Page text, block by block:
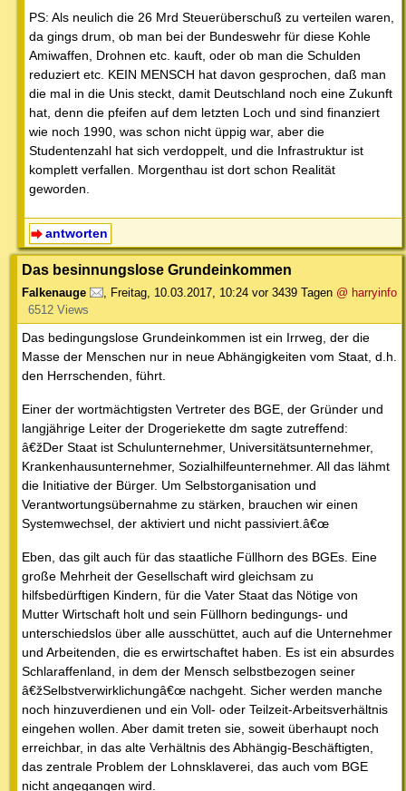
PS: Als neulich die 26 Mrd Steuerüberschuß zu verteilen waren,
da gings drum, ob man bei der Bundeswehr für diese Kohle
Amiwaffen, Drohnen etc. kauft, oder ob man die Schulden
reduziert etc. KEIN MENSCH hat davon gesprochen, daß man
die mal in die Unis steckt, damit Deutschland noch eine Zukunft
hat, denn die pfeifen auf dem letzten Loch und sind finanziert
wie noch 1990, was schon nicht üppig war, aber die
Studentenzahl hat sich verdoppelt, und die Infrastruktur ist
komplett verfallen. Morgenthau ist dort schon Realität
geworden.
antworten
Das besinnungslose Grundeinkommen
Falkenauge , Freitag, 10.03.2017, 10:24 vor 3439 Tagen @ harryinfo
6512 Views
Das bedingungslose Grundeinkommen ist ein Irrweg, der die
Masse der Menschen nur in neue Abhängigkeiten vom Staat, d.h.
den Herrschenden, führt.
Einer der wortmächtigsten Vertreter des BGE, der Gründer und
langjährige Leiter der Drogeriekette dm sagte zutreffend:
â€žDer Staat ist Schulunternehmer, Universitätsunternehmer,
Krankenhausunternehmer, Sozialhilfeunternehmer. All das lähmt
die Initiative der Bürger. Um Selbstorganisation und
Verantwortungsübernahme zu stärken, brauchen wir einen
Systemwechsel, der aktiviert und nicht passiviert.â€œ
Eben, das gilt auch für das staatliche Füllhorn des BGEs. Eine
große Mehrheit der Gesellschaft wird gleichsam zu
hilfsbedürftigen Kindern, für die Vater Staat das Nötige von
Mutter Wirtschaft holt und sein Füllhorn bedingungs- und
unterschiedslos über alle ausschüttet, auch auf die Unternehmer
und Arbeitenden, die es erwirtschaftet haben. Es ist ein absurdes
Schlaraffenland, in dem der Mensch selbstbezogen seiner
â€žSelbstverwirklichungâ€œ nachgeht. Sicher werden manche
noch hinzuverdienen und ein Voll- oder Teilzeit-Arbeitsverhältnis
eingehen wollen. Aber damit treten sie, soweit überhaupt noch
erreichbar, in das alte Verhältnis des Abhängig-Beschäftigten,
das zentrale Problem der Lohnsklaverei, das auch vom BGE
nicht angegangen wird.